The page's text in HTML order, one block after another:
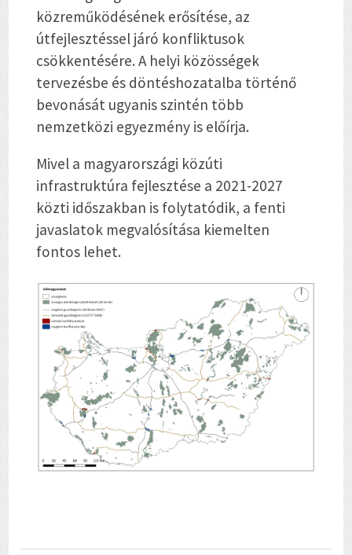
közreműködésének erősítése, az
útfejlesztéssel járó konfliktusok
csökkentésére. A helyi közösségek
tervezésbe és döntéshozatalba történő
bevonását ugyanis szintén több
nemzetközi egyezmény is előírja.
Mivel a magyarországi közúti
infrastruktúra fejlesztése a 2021-2027
közti időszakban is folytatódik, a fenti
javaslatok megvalósítása kiemelten
fontos lehet.